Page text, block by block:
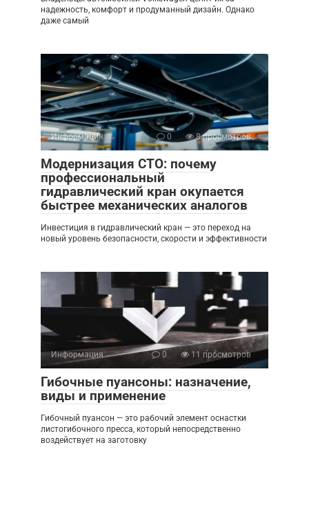
надежность, комфорт и продуманный дизайн. Однако
даже самый
Информация 0 8 просмотров
Модернизация СТО: почему
профессиональный
гидравлический кран окупается
быстрее механических аналогов
Инвестиция в гидравлический кран — это переход на
новый уровень безопасности, скорости и эффективности
Информация 0 11 просмотров
Гибочные пуансоны: назначение,
виды и применение
Гибочный пуансон — это рабочий элемент оснастки
листогибочного пресса, который непосредственно
воздействует на заготовку